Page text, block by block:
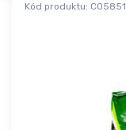
Kód produktu: C05851